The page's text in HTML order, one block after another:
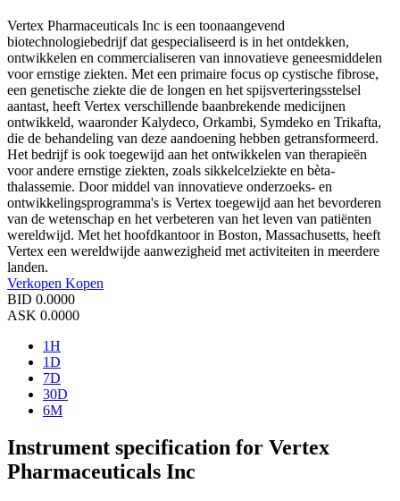
Vertex Pharmaceuticals Inc is een toonaangevend
biotechnologiebedrijf dat gespecialiseerd is in het ontdekken,
ontwikkelen en commercialiseren van innovatieve geneesmiddelen
voor ernstige ziekten. Met een primaire focus op cystische fibrose,
een genetische ziekte die de longen en het spijsverteringsstelsel
aantast, heeft Vertex verschillende baanbrekende medicijnen
ontwikkeld, waaronder Kalydeco, Orkambi, Symdeko en Trikafta,
die de behandeling van deze aandoening hebben getransformeerd.
Het bedrijf is ook toegewijd aan het ontwikkelen van therapieën
voor andere ernstige ziekten, zoals sikkelcelziekte en bèta-
thalassemie. Door middel van innovatieve onderzoeks- en
ontwikkelingsprogramma's is Vertex toegewijd aan het bevorderen
van de wetenschap en het verbeteren van het leven van patiënten
wereldwijd. Met het hoofdkantoor in Boston, Massachusetts, heeft
Vertex een wereldwijde aanwezigheid met activiteiten in meerdere
landen.
Verkopen Kopen
BID 0.0000
ASK 0.0000
1H
1D
7D
30D
6M
Instrument specification for Vertex
Pharmaceuticals Inc